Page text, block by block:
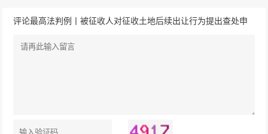
评论最高法判例丨被征收人对征收土地后续出让行为提出查处申
请，不具有保护其合法利益的必要性